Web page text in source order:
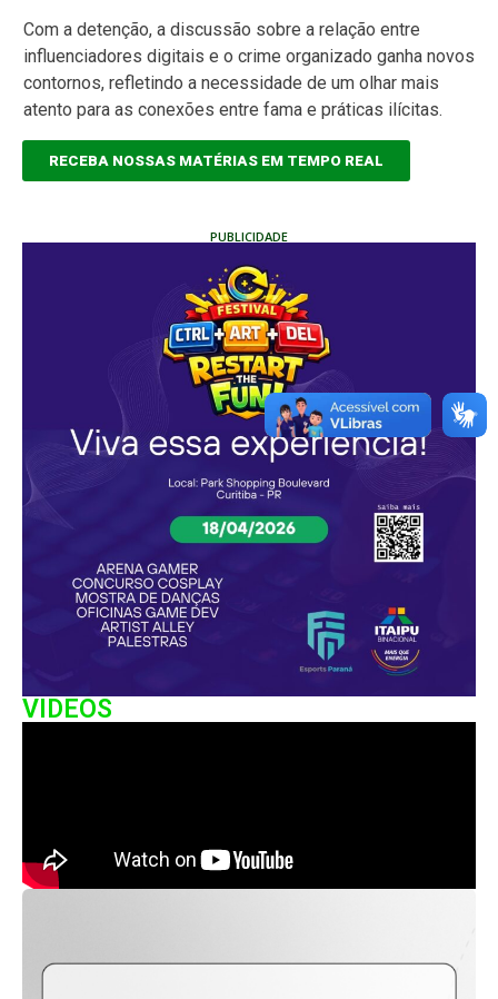
Com a detenção, a discussão sobre a relação entre
influenciadores digitais e o crime organizado ganha novos
contornos, refletindo a necessidade de um olhar mais
atento para as conexões entre fama e práticas ilícitas.
RECEBA NOSSAS MATÉRIAS EM TEMPO REAL
PUBLICIDADE
VIDEOS